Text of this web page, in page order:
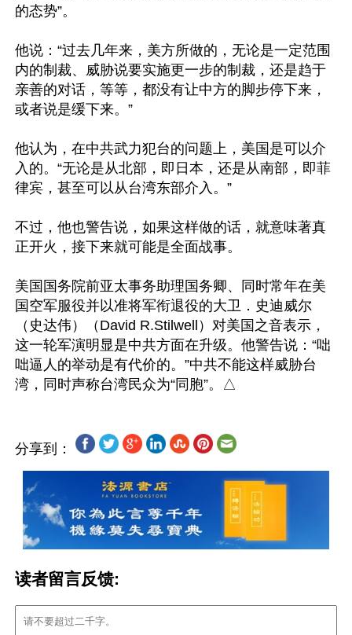
的态势”。
他说：“过去几年来，美方所做的，无论是一定范围
内的制裁、威胁说要实施更一步的制裁，还是趋于
亲善的对话，等等，都没有让中方的脚步停下来，
或者说是缓下来。”
他认为，在中共武力犯台的问题上，美国是可以介
入的。“无论是从北部，即日本，还是从南部，即菲
律宾，甚至可以从台湾东部介入。”
不过，他也警告说，如果这样做的话，就意味著真
正开火，接下来就可能是全面战事。
美国国务院前亚太事务助理国务卿、同时常年在美
国空军服役并以准将军衔退役的大卫．史迪威尔
（史达伟）（David R.Stilwell）对美国之音表示，
这一轮军演明显是中共方面在升级。他警告说：“咄
咄逼人的举动是有代价的。”中共不能这样威胁台
分享到：
读者留言反馈: